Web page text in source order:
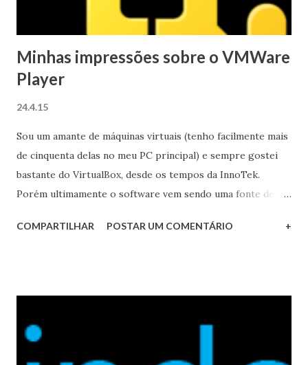
Minhas impressões sobre o VMWare
Player
24.4.15
Sou um amante de máquinas virtuais (tenho facilmente mais
de cinquenta delas no meu PC principal) e sempre gostei
bastante do VirtualBox, desde os tempos da InnoTek.
Porém ultimamente o software vem sendo uma fonte de
chance para o seu concorrente direto, o VMWare Player.
COMPARTILHAR POSTAR UM COMENTÁRIO +